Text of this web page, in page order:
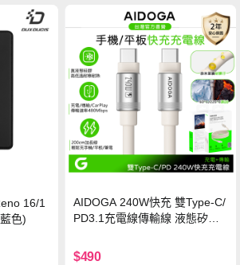
16/1
色)
AIDOGA 240W快充 雙Type-C/
PD3.1充電線傳輸線 液態矽膠
機/平板/筆電
$490